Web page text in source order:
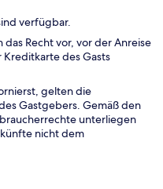
verfügbar.
Recht vor, vor der Anreise
des Gasts
gelten die
Gastgebers. Gemäß den
unterliegen
nicht dem